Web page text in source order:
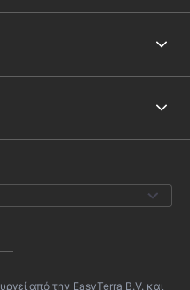
από την EasyTerra B.V. και